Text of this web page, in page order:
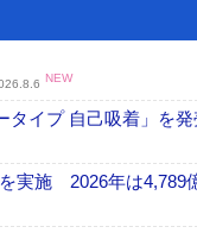
NEW
イプ 自己吸着」を
施 2026年は4,789